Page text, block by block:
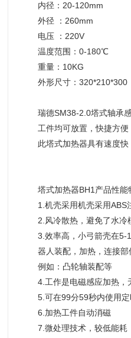
内径 ： 20-120mm
外径
： 260mm
电压
： 220V
温度范围：0-180℃
重量 ： 10KG
外形尺寸 ： 320*210*300
瑞德SM38-2.0塔式轴承
工件均可放置，快捷方
此塔式加热器具有速度
塔式加热器BH1 产品性能
1.机壳采用机壳采用
2.风冷散热，避免了水
3.效率高，小弓箭壳在5-
器人装配，加热，连接部
例如：凸轮轴装配等
4.工作是电磁感应加热，
5.可在99分59秒内使用
6.加热工件自动消磁
7.微处理技术，较低能耗